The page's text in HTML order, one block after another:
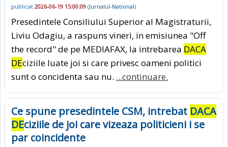
publicat 2026-06-19 15:00:09 (Jurnalul-National)
Presedintele Consiliului Superior al Magistraturii,
Liviu Odagiu, a raspuns vineri, in emisiunea "Off
the record" de pe MEDIAFAX, la intrebarea DACA
DEciziile luate joi si care privesc oameni politici
sunt o concidenta sau nu. ...continuare.
Ce spune presedintele CSM, intrebat DACA
DEciziile de joi care vizeaza politicieni i se
par coincidente